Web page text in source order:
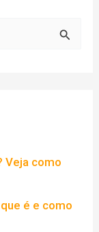
Veja como
é e como